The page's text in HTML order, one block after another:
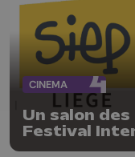
CINEMA
Un salon
Festival
Comédie